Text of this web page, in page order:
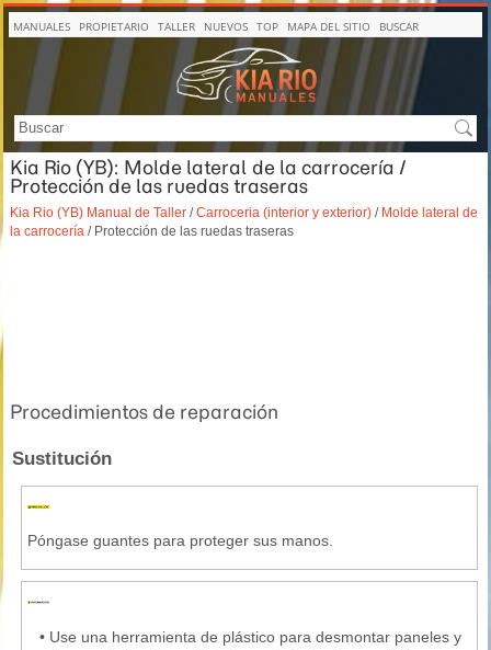
MANUALES PROPIETARIO TALLER NUEVOS TOP MAPA DEL SITIO BUSCAR
Kia Rio (YB): Molde lateral de la carrocería /
Protección de las ruedas traseras
Kia Rio (YB) Manual de Taller /Carroceria (interior y exterior) / Molde lateral de
la carrocería / Protección de las ruedas traseras
Procedimientos de reparación
Sustitución
Póngase guantes para proteger sus manos.
• Use una herramienta de plástico para desmontar paneles y